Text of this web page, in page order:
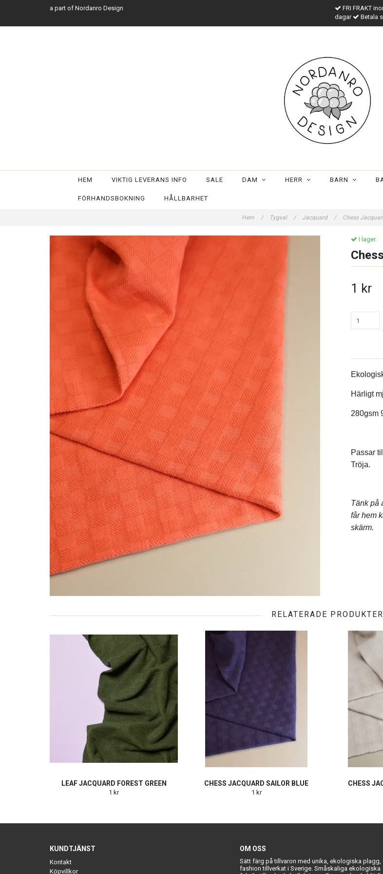
a part of Nordanro Design FRI FRAKT
dagar
Betala
HEM VIKTIG LEVERANS INFO SALE DAM HERR BARN
FÖRHANDSBOKNING HÅLLBARHET
Hem / Tygval / Jacquard / Chess
I lager.
1 kr
Härligt
280gsm
Passar
Tröja.
Tänk på
får hem
skärm.
RELATERADE PRODUKTER
LEAF JACQUARD FOREST GREEN
1 kr
CHESS JACQUARD SAILOR BLUE
1 kr
CHESS
KUNDTJÄNST
Kontakt
Köpvillkor
OM OSS
Sätt färg på tillvaron med unika, ekologiska plagg,
fashion tillverkat i Sverige. Småskaliga ekologiska